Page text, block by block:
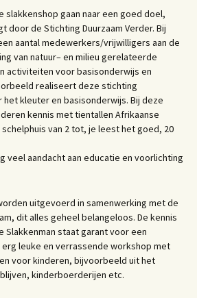
slakkenshop gaan naar een goed doel,
door de Stichting Duurzaam Verder. Bij
aantal medewerkers/vrijwilligers aan de
van natuur– en milieu gerelateerde
activiteiten voor basisonderwijs en
realiseert deze stichting
kleuter en basisonderwijs. Bij deze
kennis met tientallen Afrikaanse
van 2 tot, je leest het goed, 20
veel aandacht aan educatie en voorlichting
uitgevoerd in samenwerking met de
dit alles geheel belangeloos. De kennis
Slakkenman staat garant voor een
leuke en verrassende workshop met
voor kinderen, bijvoorbeeld uit het
kinderboerderijen etc.